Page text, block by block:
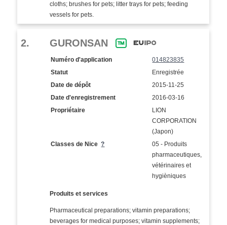
cloths; brushes for pets; litter trays for pets; feeding
vessels for pets.
2. GURONSAN
Numéro d'application
014823835
Statut
Enregistrée
Date de dépôt
2015-11-25
Date d'enregistrement
2016-03-16
Propriétaire
LION
CORPORATION
(Japon)
Classes de Nice?
05 - Produits
pharmaceutiques,
vétérinaires et
hygièniques
Produits et services
Pharmaceutical preparations; vitamin preparations;
beverages for medical purposes; vitamin supplements;